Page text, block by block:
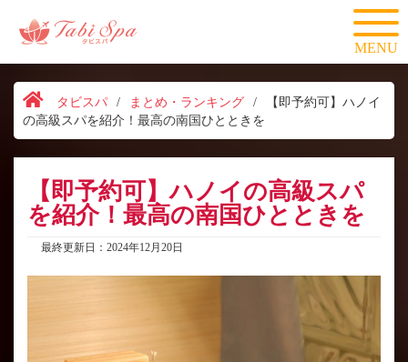
MENU
タビスパ / まとめ・ランキング /
【即予約可】ハノイ
の高級スパを紹介！最高の南国ひとときを
【即予約可】ハノイの高級スパ
を紹介！最高の南国ひとときを
最終更新日：2024年12月20日